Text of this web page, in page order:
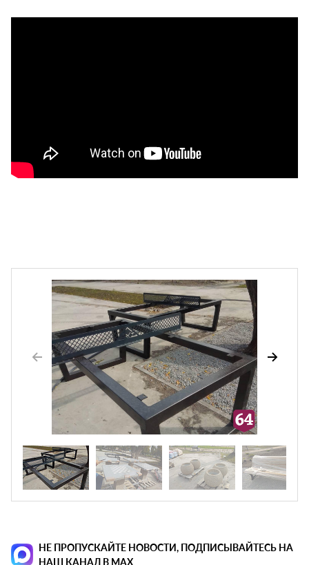
НЕ ПРОПУСКАЙТЕ НОВОСТИ, ПОДПИСЫВАЙТЕСЬ НА
НАШ КАНАЛ В MAX